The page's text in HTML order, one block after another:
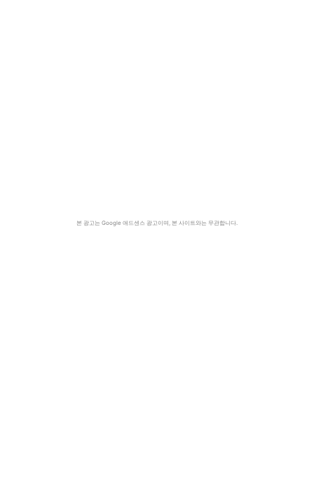
본 광고는 Google 애드센스 광고이며, 본 사이트와는 무관합니다.